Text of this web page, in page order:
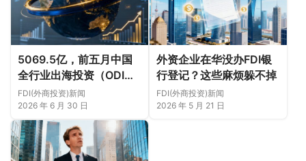
5069.5亿，前五月中国
全行业出海投资（ODI）
合作概况
FDI(外商投资)新闻
2026 年 6 月 30 日
外资企业在华没办FDI银
行登记？这些麻烦躲不掉
FDI(外商投资)新闻
2026 年 5 月 21 日